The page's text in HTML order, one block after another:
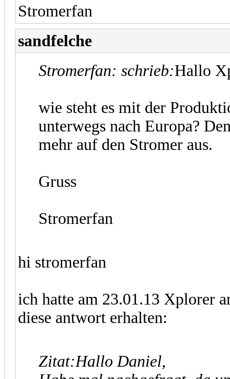
Stromerfan
sandfelche
Stromerfan: schrieb:Hallo
wie steht es mit der
unterwegs nach Europa?
mehr auf den Stromer aus.
Gruss
Stromerfan
hi stromerfan
ich hatte am 23.01.13 Xplorer
diese antwort erhalten:
Zitat:Hallo Daniel,